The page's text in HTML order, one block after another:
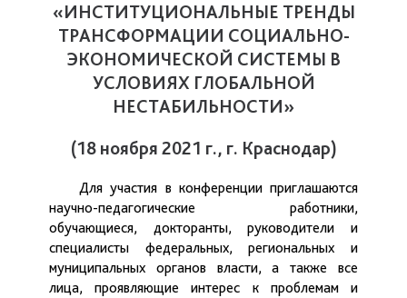
«ИНСТИТУЦИОНАЛЬНЫЕ ТРЕНДЫ
ТРАНСФОРМАЦИИ СОЦИАЛЬНО-
ЭКОНОМИЧЕСКОЙ СИСТЕМЫ В
УСЛОВИЯХ ГЛОБАЛЬНОЙ
НЕСТАБИЛЬНОСТИ»
(18 ноября 2021 г., г. Краснодар)
Для участия в конференции приглашаются
научно-педагогические работники,
обучающиеся, докторанты, руководители и
специалисты федеральных, региональных и
муниципальных органов власти, а также все
лица, проявляющие интерес к проблемам и